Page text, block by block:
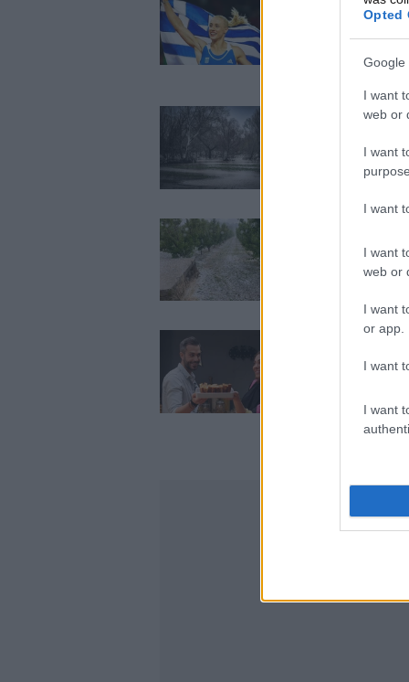
Opted
Google
I want
web or
I want
I want
I want
web or
I want
or app.
I want
I want
Η εζα Alcohol
Κοζάνη:
H Knorr και ο